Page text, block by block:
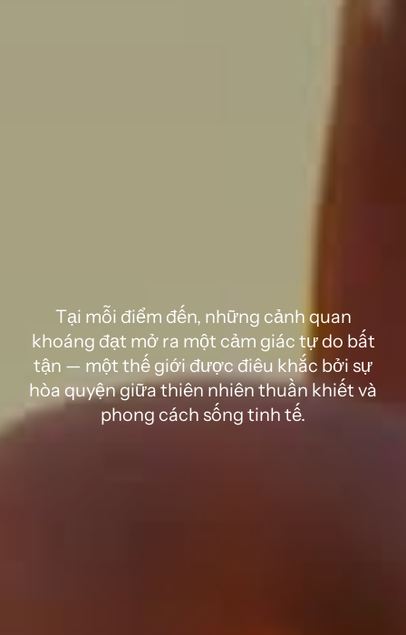
Xin hãy hiện diện
nơi đây. Tại Lykia
Tại mỗi điểm đến, những cảnh quan
khoáng đạt mở ra một cảm giác tự do bất
tận — một thế giới được điêu khắc bởi sự
hòa quyện giữa thiên nhiên thuần khiết và
phong cách sống tinh tế.